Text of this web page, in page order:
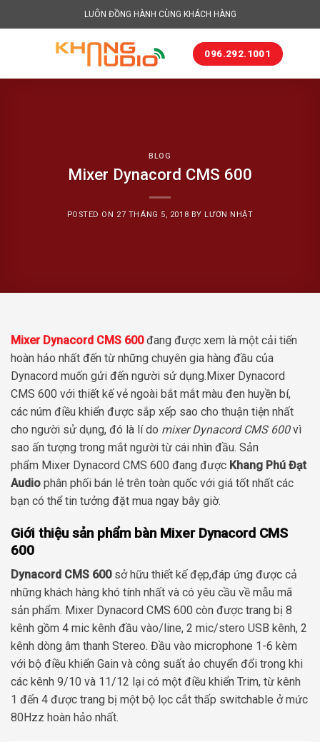
to
LUÔN ĐỒNG HÀNH CÙNG KHÁCH HÀNG
096.292.1001
BLOG
Mixer Dynacord CMS 600
POSTED ON 27 THÁNG 5, 2018 BY LƯƠN NHẬT
Mixer Dynacord CMS 600đang được xem là một cải tiến
hoàn hảo nhất đến từ những chuyên gia hàng đầu của
Dynacord muốn gửi đến người sử dụng.Mixer Dynacord
CMS 600 với thiết kế vẻ ngoài bắt mắt màu đen huyền bí,
các núm điều khiển được sắp xếp sao cho thuận tiện nhất
cho người sử dụng, đó là lí do mixer Dynacord CMS 600vì
sao ấn tượng trong mắt người từ cái nhìn đầu. Sản
phẩm Mixer Dynacord CMS 600 đang được Khang Phú Đạt
Audio phân phối bán lẻ trên toàn quốc với giá tốt nhất các
bạn có thể tin tưởng đặt mua ngay bây giờ.
Giới thiệu sản phẩm bàn Mixer Dynacord CMS
600
Dynacord CMS 600sở hữu thiết kế đẹp,đáp ứng được cả
những khách hàng khó tính nhất và có yêu cầu về mẫu mã
sản phẩm. Mixer Dynacord CMS 600 còn được trang bị 8
kênh gồm 4 mic kênh đầu vào/line, 2 mic/stero USB kênh, 2
kênh dòng âm thanh Stereo. Đầu vào microphone 1-6 kèm
với bộ điều khiển Gain và công suất ảo chuyển đổi trong khi
các kênh 9/10 và 11/12 lại có một điều khiển Trim, từ kênh
1 đến 4 được trang bị một bộ lọc cắt thấp switchable ở mức
80Hzz hoàn hảo nhất.